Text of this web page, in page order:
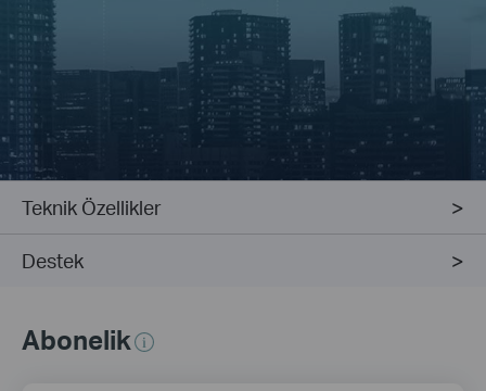
Teknik Özellikler
Destek
Abonelik